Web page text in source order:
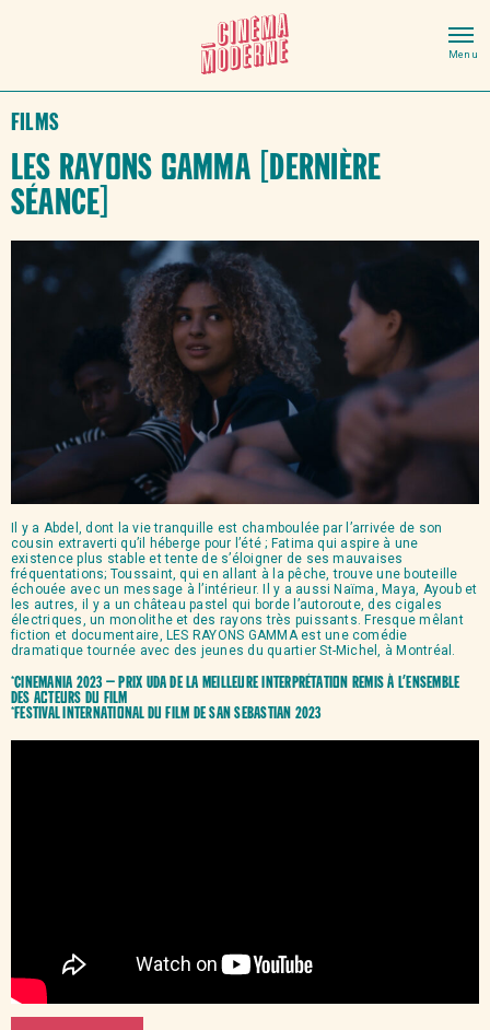
Films
Les rayons gamma [DERNIÈRE
SÉANCE]
Il y a Abdel, dont la vie tranquille est chamboulée par l’arrivée de son
cousin extraverti qu’il héberge pour l’été ; Fatima qui aspire à une
existence plus stable et tente de s’éloigner de ses mauvaises
fréquentations; Toussaint, qui en allant à la pêche, trouve une bouteille
échouée avec un message à l’intérieur. Il y a aussi Naïma, Maya, Ayoub et
les autres, il y a un château pastel qui borde l’autoroute, des cigales
électriques, un monolithe et des rayons très puissants. Fresque mêlant
fiction et documentaire, LES RAYONS GAMMA est une comédie
dramatique tournée avec des jeunes du quartier St-Michel, à Montréal.
*Cinemania 2023 – Prix UDA de la meilleure interprétation remis à l’ensemble
des acteurs du film
*Festival international du film de San Sebastian 2023